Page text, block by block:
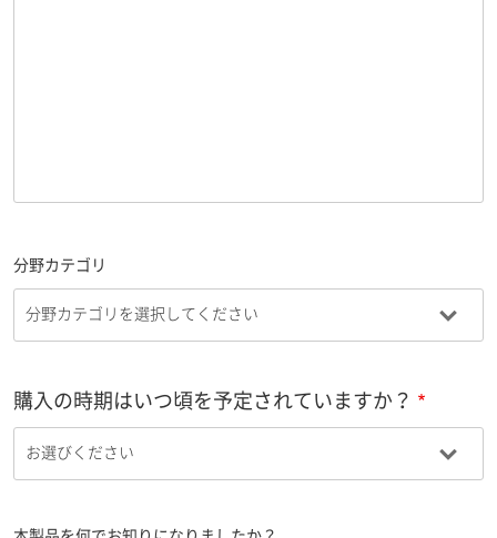
分野カテゴリ
購入の時期はいつ頃を予定されていますか？